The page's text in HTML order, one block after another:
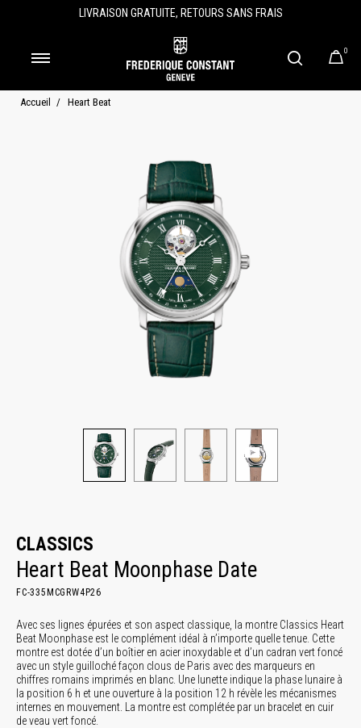
LIVRAISON GRATUITE, RETOURS SANS FRAIS
0
Accueil Heart Beat
CLASSICS
Heart Beat Moonphase Date
FC-335MCGRW4P26
Avec ses lignes épurées et son aspect classique, la montre Classics Heart
Beat Moonphase est le complément idéal à n’importe quelle tenue. Cette
montre est dotée d’un boîtier en acier inoxydable et d’un cadran vert foncé
avec un style guilloché façon clous de Paris avec des marqueurs en
chiffres romains imprimés en blanc. Une lunette indique la phase lunaire à
la position 6 h et une ouverture à la position 12 h révèle les mécanismes
internes en mouvement. La montre est complétée par un bracelet en cuir
de veau vert foncé.